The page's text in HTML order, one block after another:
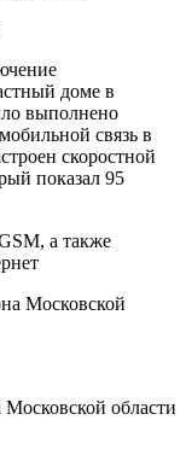
доме в
выполнено
связь в
скоростной
показал 95
а также
области